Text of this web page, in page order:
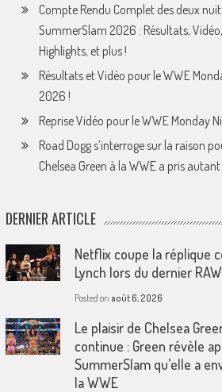
Compte Rendu Complet des deux
SummerSlam 2026 : Résultats,
Highlights, et plus !
Résultats et Vidéo pour le WWE
2026 !
Reprise Vidéo pour le WWE Monday
Road Dogg s’interroge sur la raison
Chelsea Green à la WWE a pris
DERNIER ARTICLE
Netflix coupe la réplique
Lynch lors du dernier
Posted on août 6, 2026
Le plaisir de Chelsea
continue : Green révèle
SummerSlam qu’elle a
la WWE